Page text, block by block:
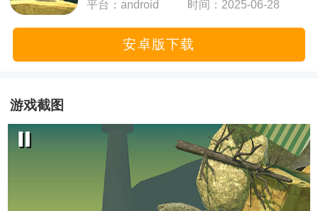
平台： android 时间： 2025-06-28
安卓版下载
游戏截图